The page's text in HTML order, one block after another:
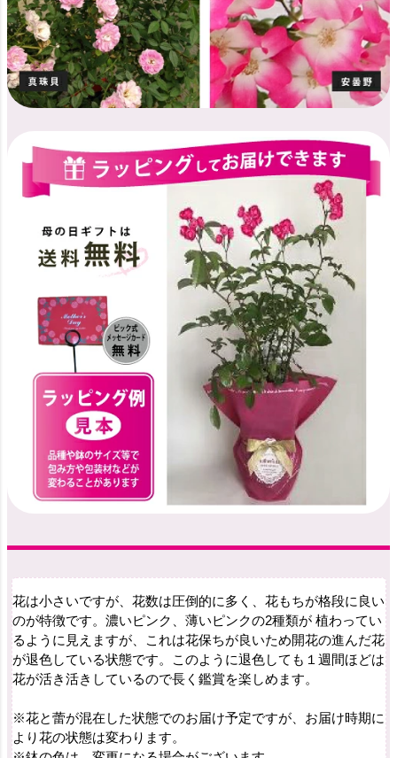
花は小さいですが、花数は圧倒的に多く、花もちが格段に良い
のが特徴です。濃いピンク、薄いピンクの2種類が 植わってい
るように見えますが、これは花保ちが良いため開花の進んだ花
が退色している状態です。このように退色しても１週間ほどは
花が活き活きしているので長く鑑賞を楽しめます。
※花と蕾が混在した状態でのお届け予定ですが、お届け時期に
より花の状態は変わります。